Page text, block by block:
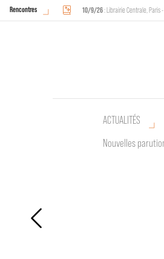
Rencontres 10/9/26: Librairie Centrale, Paris
: Halles de
ACTUALITÉS
Nouvelles